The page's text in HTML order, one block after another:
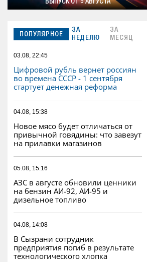
ВЫПУСК ОТ 5 АВГУСТА
ПОПУЛЯРНОЕ
ЗА
НЕДЕЛЮ
ЗА
МЕСЯЦ
03.08, 22:45
Цифровой рубль вернет россиян
во времена СССР - 1 сентября
стартует денежная реформа
04.08, 15:38
Новое мясо будет отличаться от
привычной говядины: что завезут
на прилавки магазинов
05.08, 15:16
АЗС в августе обновили ценники
на бензин АИ-92, АИ-95 и
дизельное топливо
04.08, 14:08
В Сызрани сотрудник
предприятия погиб в результате
технологического хлопка